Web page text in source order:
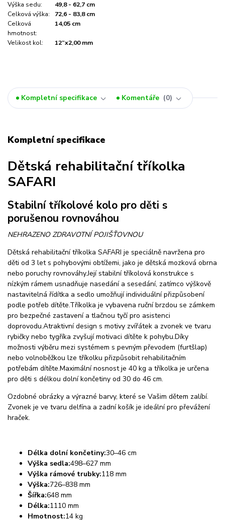
Výška sedu:
49,8 - 62,7 cm
Celková výška:
72,6 - 83,8 cm
Celková
hmotnost:
14,05 cm
Velikost kol: 12“x2,00 mm
Kompletní specifikace Komentáře 0
Kompletní specifikace
Dětská rehabilitační tříkolka
SAFARI
Stabilní tříkolové kolo pro děti s
porušenou rovnováhou
NEHRAZENO ZDRAVOTNÍ POJIŠŤOVNOU
Dětská rehabilitační tříkolka SAFARI je speciálně navržena pro
děti od 3 let s pohybovými obtížemi, jako je dětská mozková obrna
nebo poruchy rovnováhy.Její stabilní tříkolová konstrukce s
nízkým rámem usnadňuje nasedání a sesedání, zatímco výškově
nastavitelná řídítka a sedlo umožňují individuální přizpůsobení
podle potřeb dítěte.Tříkolka je vybavena ruční brzdou se zámkem
pro bezpečné zastavení a tlačnou tyčí pro asistenci
doprovodu.Atraktivní design s motivy zvířátek a zvonek ve tvaru
rybičky nebo tygříka zvyšují motivaci dítěte k pohybu.Díky
možnosti výběru mezi systémem s pevným převodem (furtšlap)
nebo volnoběžkou lze tříkolku přizpůsobit rehabilitačním
potřebám dítěte.Maximální nosnost je 40 kg a tříkolka je určena
pro děti s délkou dolní končetiny od 30 do 46 cm.
Ozdobné obrázky a výrazné barvy, které se Vašim dětem zalíbí.
Zvonek je ve tvaru delfína a zadní košík je ideální pro převážení
hraček.
Délka dolní končetiny:30–46 cm
Výška sedla:498–627 mm
Výška rámové trubky:118 mm
Výška:726–838 mm
Šířka:648 mm
Délka:1110 mm
Hmotnost:14 kg